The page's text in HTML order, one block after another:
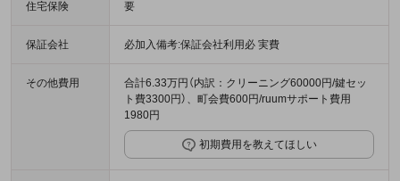
住宅保険 要
保証会社 必加入備考:保証会社利用必 実費
その他費用
合計6.33万円（内訳：クリーニング60000円/鍵セッ
ト費3300円）、町会費600円/ruumサポート費用
1980円
初期費用を教えてほしい